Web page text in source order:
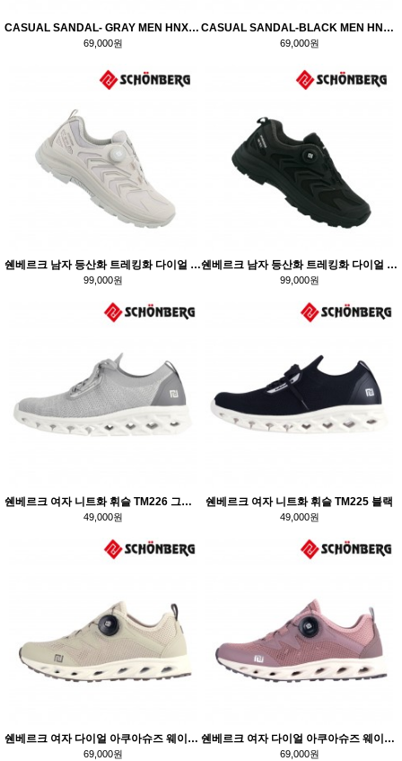
CASUAL SANDAL- GRAY MEN HNX7070
69,000원
CASUAL SANDAL-BLACK MEN HNX7071
69,000원
쉔베르크 남자 등산화 트레킹화 다이얼 방수 테란-TM337 / 그레이
99,000원
쉔베르크 남자 등산화 트레킹화 다이얼 방수 테란-TM338 / 블랙
99,000원
쉔베르크 여자 니트화 휘슬 TM226 그레이
49,000원
쉔베르크 여자 니트화 휘슬 TM225 블랙
49,000원
쉔베르크 여자 다이얼 아쿠아슈즈 웨이브 TM336 아이보리
69,000원
쉔베르크 여자 다이얼 아쿠아슈즈 웨이브 TM335 핑크
69,000원